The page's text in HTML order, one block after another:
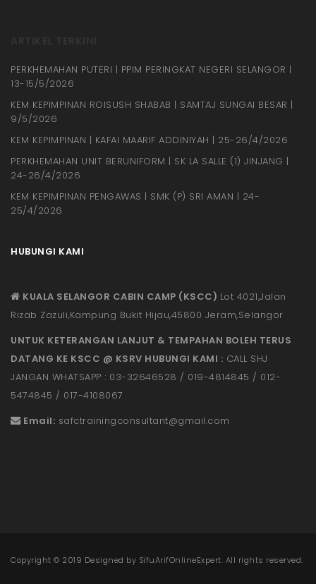
PERKHEMAHAN PUTERI | PPIM PERINGKAT NEGERI SELANGOR |
13-15/5/2026
KEM KEPIMPINAN ROISUSH SHABAB | SAMTAJ SUNGAI BESAR |
9/5/2026
KEM KEPIMPINAN | KAFAI MAARIF ADDINIYAH | 25-26/4/2026
PERKHEMAHAN UNIT BERUNIFORM | SK LA SALLE (1) JINJANG |
24-26/4/2026
KEM KEPIMPINAN PENGAWAS | SMK (P) SRI AMAN | 24-
25/4/2026
HUBUNGI KAMI
KUALA SELANGOR CABIN CAMP (KSCC) Lot 4021,Jalan
Rizab Zazuli,Kampung Bukit Hijau,45800 Jeram,Selangor
UNTUK KETERANGAN LANJUT & TEMPAHAN BOLEH TERUS
DATANG KE KSCC @ KSRV HUBUNGI KAMI : CALL SHJ
JANGAN WHATSAPP : 03-32646528 / 019-4814845 / 012-
5474845 / 017-4108067
Email: safctrainingconsultant@gmail.com
Copyright © 2019 Designed by SifuArifOnlineExpert. All rights reserved.